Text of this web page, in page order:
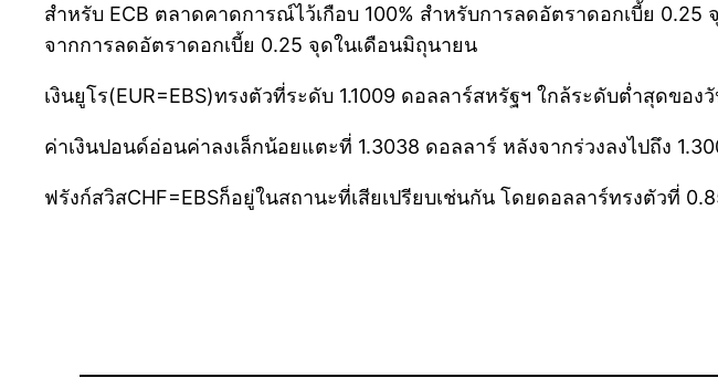
สำหรับ ECB ตลาดคาดการณ์ไว้เกือบ 100% สำหรับการลดอัตราดอกเบี้ย
จากการลดอัตราดอกเบี้ย 0.25 จุดในเดือนมิถุนายน
เงินยูโร(EUR=EBS)ทรงตัวที่ระดับ 1.1009 ดอลลาร์สหรัฐฯ ใกล้ระดับต่ำสุดข
ค่าเงินปอนด์อ่อนค่าลงเล็กน้อยแตะที่ 1.3038 ดอลลาร์ หลังจากร่วงลงไปถึง
ฟรังก์สวิสCHF=EBSก็อยู่ในสถานะที่เสียเปรียบเช่นกัน โดยดอลลาร์ทรงตัวที่